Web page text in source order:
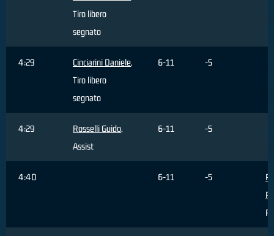
Tiro libero
segnato
4:29 Cinciarini Daniele,
Tiro libero
segnato
6-11 -5
4:29 Rosselli Guido,
Assist
6-11 -5
4:40 6-11 -5